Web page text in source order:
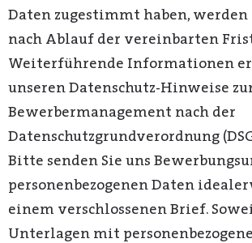
Daten zugestimmt haben,
nach Ablauf der vereinbarten
Weiterführende Informationen
unseren Datenschutz-Hinweise
Bewerbermanagement nach der
Datenschutzgrundverordnung
Bitte senden Sie uns
personenbezogenen Daten
einem verschlossenen Brief.
Unterlagen mit